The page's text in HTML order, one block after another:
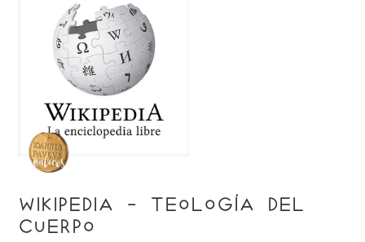
WIKIPEDIA - Teología del
Cuerpo